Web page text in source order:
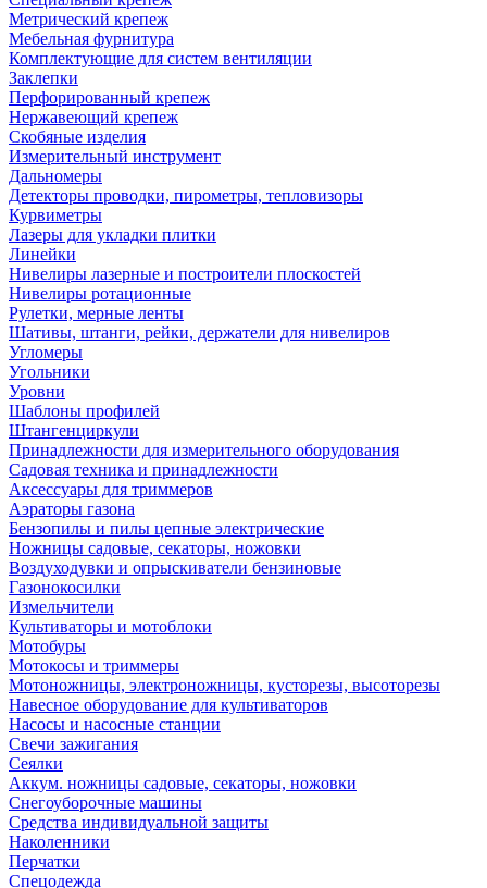
Метрический крепеж
Мебельная фурнитура
Комплектующие для систем вентиляции
Заклепки
Перфорированный крепеж
Нержавеющий крепеж
Скобяные изделия
Измерительный инструмент
Дальномеры
Детекторы проводки, пирометры, тепловизоры
Курвиметры
Лазеры для укладки плитки
Линейки
Нивелиры лазерные и построители плоскостей
Нивелиры ротационные
Рулетки, мерные ленты
Шативы, штанги, рейки, держатели для нивелиров
Угломеры
Угольники
Уровни
Шаблоны профилей
Штангенциркули
Принадлежности для измерительного оборудования
Садовая техника и принадлежности
Аксессуары для триммеров
Аэраторы газона
Бензопилы и пилы цепные электрические
Ножницы садовые, секаторы, ножовки
Воздуходувки и опрыскиватели бензиновые
Газонокосилки
Измельчители
Культиваторы и мотоблоки
Мотобуры
Мотокосы и триммеры
Мотоножницы, электроножницы, кусторезы, высоторезы
Навесное оборудование для культиваторов
Насосы и насосные станции
Свечи зажигания
Сеялки
Аккум. ножницы садовые, секаторы, ножовки
Снегоуборочные машины
Средства индивидуальной защиты
Наколенники
Перчатки
Спецодежда